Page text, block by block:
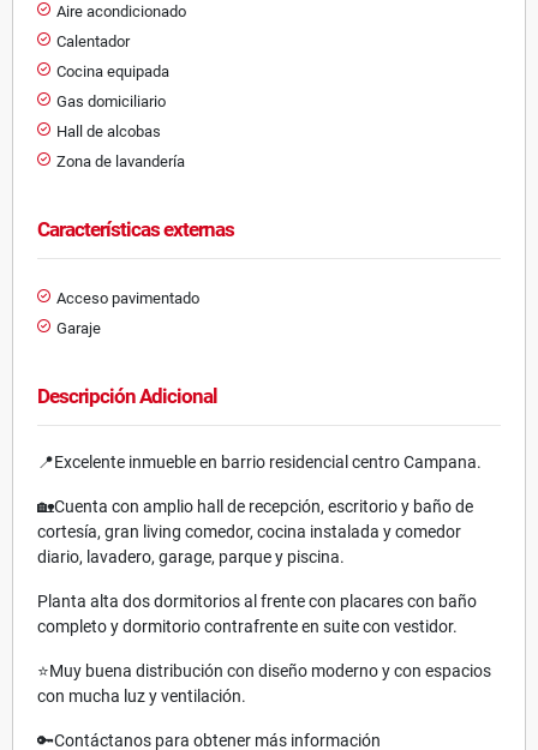
Aire acondicionado
Calentador
Cocina equipada
Gas domiciliario
Hall de alcobas
Zona de lavandería
Características externas
Acceso pavimentado
Garaje
Descripción Adicional
📍Excelente inmueble en barrio residencial centro Campana.
🏡Cuenta con amplio hall de recepción, escritorio y baño de
cortesía, gran living comedor, cocina instalada y comedor
diario, lavadero, garage, parque y piscina.
Planta alta dos dormitorios al frente con placares con baño
completo y dormitorio contrafrente en suite con vestidor.
⭐️Muy buena distribución con diseño moderno y con espacios
con mucha luz y ventilación.
🔑Contáctanos para obtener más información